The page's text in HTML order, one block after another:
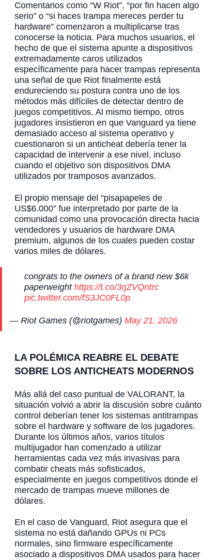
Comentarios como “W Riot”, “por fin hacen algo
serio” o “si haces trampa mereces perder tu
hardware” comenzaron a multiplicarse tras
conocerse la noticia. Para muchos usuarios, el
hecho de que el sistema apunte a dispositivos
extremadamente caros utilizados
específicamente para hacer trampas representa
una señal de que Riot finalmente está
endureciendo su postura contra uno de los
métodos más difíciles de detectar dentro de
juegos competitivos. Al mismo tiempo, otros
jugadores insistieron en que Vanguard ya tiene
demasiado acceso al sistema operativo y
cuestionaron si un anticheat debería tener la
capacidad de intervenir a ese nivel, incluso
cuando el objetivo son dispositivos DMA
utilizados por tramposos avanzados.
El propio mensaje del “pisapapeles de
US$6.000” fue interpretado por parte de la
comunidad como una provocación directa hacia
vendedores y usuarios de hardware DMA
premium, algunos de los cuales pueden costar
varios miles de dólares.
congrats to the owners of a brand new $6k
paperweight https://t.co/3rjZVQntrc
pic.twitter.com/fS3JC0FL0p
— Riot Games (@riotgames) May 21, 2026
LA POLÉMICA REABRE EL DEBATE
SOBRE LOS ANTICHEATS MODERNOS
Más allá del caso puntual de VALORANT, la
situación volvió a abrir la discusión sobre cuánto
control deberían tener los sistemas antitrampas
sobre el hardware y software de los jugadores.
Durante los últimos años, varios títulos
multijugador han comenzado a utilizar
herramientas cada vez más invasivas para
combatir cheats más sofisticados,
especialmente en juegos competitivos donde el
mercado de trampas mueve millones de
dólares.
En el caso de Vanguard, Riot asegura que el
sistema no está dañando GPUs ni PCs
normales, sino firmware específicamente
asociado a dispositivos DMA usados para hacer